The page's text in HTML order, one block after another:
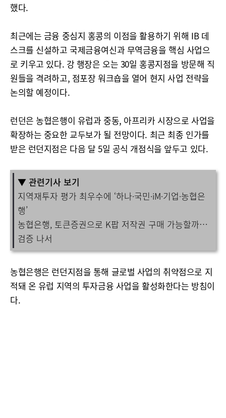
했다.
최근에는 금융 중심지 홍콩의 이점을 활용하기 위해 IB 데
스크를 신설하고 국제금융여신과 무역금융을 핵심 사업으
로 키우고 있다. 강 행장은 오는 30일 홍콩지점을 방문해 직
원들을 격려하고, 점포장 워크숍을 열어 현지 사업 전략을
논의할 예정이다.
런던은 농협은행이 유럽과 중동, 아프리카 시장으로 사업을
확장하는 중요한 교두보가 될 전망이다. 최근 최종 인가를
받은 런던지점은 다음 달 5일 공식 개점식을 앞두고 있다.
▼ 관련기사 보기
지역재투자 평가 최우수에 ‘하나·국민·iM·기업·농협은
행’
농협은행, 토큰증권으로 K팝 저작권 구매 가능할까…
검증 나서
농협은행은 런던지점을 통해 글로벌 사업의 취약점으로 지
적돼 온 유럽 지역의 투자금융 사업을 활성화한다는 방침이
다.